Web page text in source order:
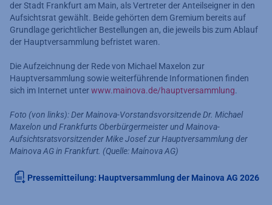
der Stadt Frankfurt am Main, als Vertreter der Anteilseigner in den
Aufsichtsrat gewählt. Beide gehörten dem Gremium bereits auf
Grundlage gerichtlicher Bestellungen an, die jeweils bis zum Ablauf
der Hauptversammlung befristet waren.
Die Aufzeichnung der Rede von Michael Maxelon zur
Hauptversammlung sowie weiterführende Informationen finden
sich im Internet unterwww.mainova.de/hauptversammlung.
Foto (von links): Der Mainova-Vorstandsvorsitzende Dr. Michael
Maxelon und Frankfurts Oberbürgermeister und Mainova-
Aufsichtsratsvorsitzender Mike Josef zur Hauptversammlung der
Mainova AG in Frankfurt. (Quelle: Mainova AG)
Pressemitteilung: Hauptversammlung der Mainova AG 2026